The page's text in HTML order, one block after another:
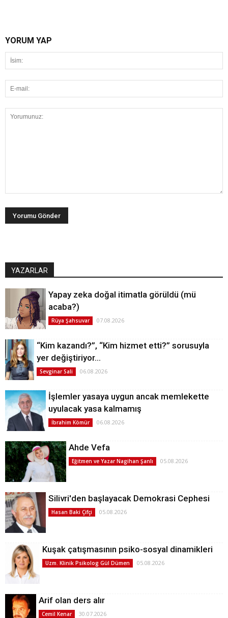
YORUM YAP
YAZARLAR
Yapay zeka doğal itimatla görüldü (mü
acaba?)
Rüya Şahsuvar 07.08.2026
“Kim kazandı?”, “Kim hizmet etti?” sorusuyla
yer değiştiriyor…
Sevginar Sali 06.08.2026
İşlemler yasaya uygun ancak memlekette
uyulacak yasa kalmamış
İbrahim Kömür 06.08.2026
Ahde Vefa
Eğitmen ve Yazar Nagihan Şanlı 05.08.2026
Silivri'den başlayacak Demokrasi Cephesi
Hasan Baki Çifçi 05.08.2026
Kuşak çatışmasının psiko-sosyal dinamikleri
Uzm. Klinik Psikolog Gül Dümen 05.08.2026
Arif olan ders alır
Cemil Kenar 30.07.2026